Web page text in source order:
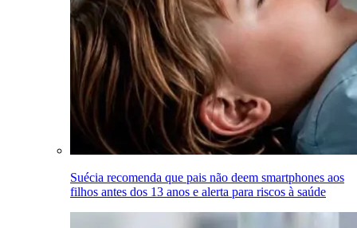
Suécia recomenda que pais não deem smartphones aos
filhos antes dos 13 anos e alerta para riscos à saúde